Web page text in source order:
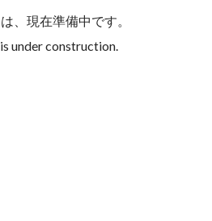
、現在準備中です。
under construction.